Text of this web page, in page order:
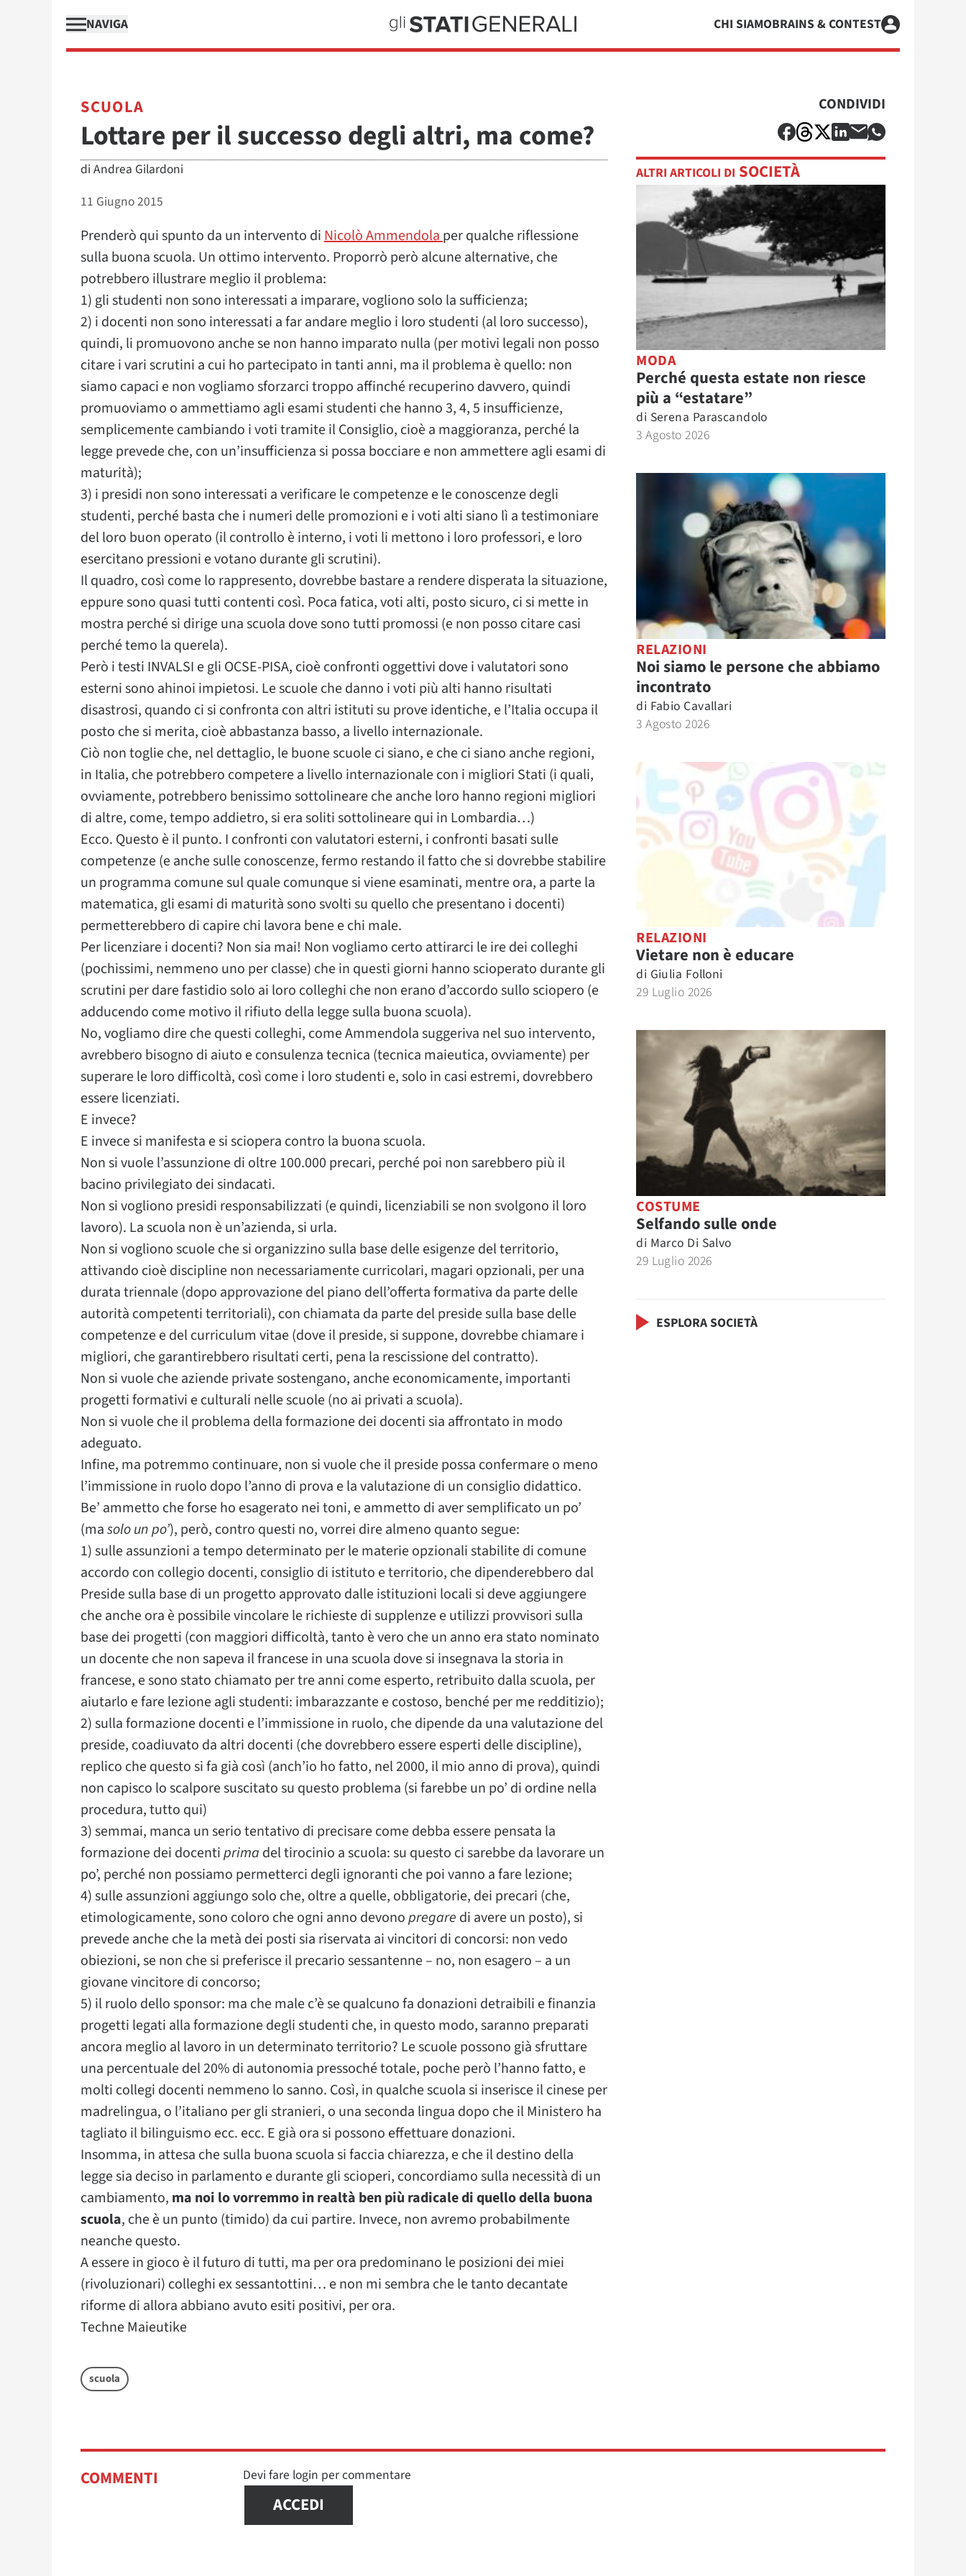
NAVIGA CHI SIAMOBRAINS & CONTEST
SCUOLA
Lottare per il successo degli altri, ma come?
di Andrea Gilardoni
11 Giugno 2015
Prenderò qui spunto da un intervento diNicolò Ammendolaper qualche riflessione
sulla buona scuola. Un ottimo intervento. Proporrò però alcune alternative, che
potrebbero illustrare meglio il problema:
1) gli studenti non sono interessati a imparare, vogliono solo la sufficienza;
2) i docenti non sono interessati a far andare meglio i loro studenti (al loro successo),
quindi, li promuovono anche se non hanno imparato nulla (per motivi legali non posso
citare i vari scrutini a cui ho partecipato in tanti anni, ma il problema è quello: non
siamo capaci e non vogliamo sforzarci troppo affinché recuperino davvero, quindi
promuoviamo o ammettiamo agli esami studenti che hanno 3, 4, 5 insufficienze,
semplicemente cambiando i voti tramite il Consiglio, cioè a maggioranza, perché la
legge prevede che, con un’insufficienza si possa bocciare e non ammettere agli esami di
maturità);
3) i presidi non sono interessati a verificare le competenze e le conoscenze degli
studenti, perché basta che i numeri delle promozioni e i voti alti siano lì a testimoniare
del loro buon operato (il controllo è interno, i voti li mettono i loro professori, e loro
esercitano pressioni e votano durante gli scrutini).
Il quadro, così come lo rappresento, dovrebbe bastare a rendere disperata la situazione,
eppure sono quasi tutti contenti così. Poca fatica, voti alti, posto sicuro, ci si mette in
mostra perché si dirige una scuola dove sono tutti promossi (e non posso citare casi
perché temo la querela).
Però i testi INVALSI e gli OCSE-PISA, cioè confronti oggettivi dove i valutatori sono
esterni sono ahinoi impietosi. Le scuole che danno i voti più alti hanno risultati
disastrosi, quando ci si confronta con altri istituti su prove identiche, e l’Italia occupa il
posto che si merita, cioè abbastanza basso, a livello internazionale.
Ciò non toglie che, nel dettaglio, le buone scuole ci siano, e che ci siano anche regioni,
in Italia, che potrebbero competere a livello internazionale con i migliori Stati (i quali,
ovviamente, potrebbero benissimo sottolineare che anche loro hanno regioni migliori
di altre, come, tempo addietro, si era soliti sottolineare qui in Lombardia…)
Ecco. Questo è il punto. I confronti con valutatori esterni, i confronti basati sulle
competenze (e anche sulle conoscenze, fermo restando il fatto che si dovrebbe stabilire
un programma comune sul quale comunque si viene esaminati, mentre ora, a parte la
matematica, gli esami di maturità sono svolti su quello che presentano i docenti)
permetterebbero di capire chi lavora bene e chi male.
Per licenziare i docenti? Non sia mai! Non vogliamo certo attirarci le ire dei colleghi
(pochissimi, nemmeno uno per classe) che in questi giorni hanno scioperato durante gli
scrutini per dare fastidio solo ai loro colleghi che non erano d’accordo sullo sciopero (e
adducendo come motivo il rifiuto della legge sulla buona scuola).
No, vogliamo dire che questi colleghi, come Ammendola suggeriva nel suo intervento,
avrebbero bisogno di aiuto e consulenza tecnica (tecnica maieutica, ovviamente) per
superare le loro difficoltà, così come i loro studenti e, solo in casi estremi, dovrebbero
essere licenziati.
E invece?
E invece si manifesta e si sciopera contro la buona scuola.
Non si vuole l’assunzione di oltre 100.000 precari, perché poi non sarebbero più il
bacino privilegiato dei sindacati.
Non si vogliono presidi responsabilizzati (e quindi, licenziabili se non svolgono il loro
lavoro). La scuola non è un’azienda, si urla.
Non si vogliono scuole che si organizzino sulla base delle esigenze del territorio,
attivando cioè discipline non necessariamente curricolari, magari opzionali, per una
durata triennale (dopo approvazione del piano dell’offerta formativa da parte delle
autorità competenti territoriali), con chiamata da parte del preside sulla base delle
competenze e del curriculum vitae (dove il preside, si suppone, dovrebbe chiamare i
migliori, che garantirebbero risultati certi, pena la rescissione del contratto).
Non si vuole che aziende private sostengano, anche economicamente, importanti
progetti formativi e culturali nelle scuole (no ai privati a scuola).
Non si vuole che il problema della formazione dei docenti sia affrontato in modo
adeguato.
Infine, ma potremmo continuare, non si vuole che il preside possa confermare o meno
l’immissione in ruolo dopo l’anno di prova e la valutazione di un consiglio didattico.
Be’ ammetto che forse ho esagerato nei toni, e ammetto di aver semplificato un po’
(masolo un po’), però, contro questi no, vorrei dire almeno quanto segue:
1) sulle assunzioni a tempo determinato per le materie opzionali stabilite di comune
accordo con collegio docenti, consiglio di istituto e territorio, che dipenderebbero dal
Preside sulla base di un progetto approvato dalle istituzioni locali si deve aggiungere
che anche ora è possibile vincolare le richieste di supplenze e utilizzi provvisori sulla
base dei progetti (con maggiori difficoltà, tanto è vero che un anno era stato nominato
un docente che non sapeva il francese in una scuola dove si insegnava la storia in
francese, e sono stato chiamato per tre anni come esperto, retribuito dalla scuola, per
aiutarlo e fare lezione agli studenti: imbarazzante e costoso, benché per me redditizio);
2) sulla formazione docenti e l’immissione in ruolo, che dipende da una valutazione del
preside, coadiuvato da altri docenti (che dovrebbero essere esperti delle discipline),
replico che questo si fa già così (anch’io ho fatto, nel 2000, il mio anno di prova), quindi
non capisco lo scalpore suscitato su questo problema (si farebbe un po’ di ordine nella
procedura, tutto qui)
3) semmai, manca un serio tentativo di precisare come debba essere pensata la
formazione dei docentiprima del tirocinio a scuola: su questo ci sarebbe da lavorare un
po’, perché non possiamo permetterci degli ignoranti che poi vanno a fare lezione;
4) sulle assunzioni aggiungo solo che, oltre a quelle, obbligatorie, dei precari (che,
etimologicamente, sono coloro che ogni anno devonopregare di avere un posto), si
prevede anche che la metà dei posti sia riservata ai vincitori di concorsi: non vedo
obiezioni, se non che si preferisce il precario sessantenne – no, non esagero – a un
giovane vincitore di concorso;
5) il ruolo dello sponsor: ma che male c’è se qualcuno fa donazioni detraibili e finanzia
progetti legati alla formazione degli studenti che, in questo modo, saranno preparati
ancora meglio al lavoro in un determinato territorio? Le scuole possono già sfruttare
una percentuale del 20% di autonomia pressoché totale, poche però l’hanno fatto, e
molti collegi docenti nemmeno lo sanno. Così, in qualche scuola si inserisce il cinese per
madrelingua, o l’italiano per gli stranieri, o una seconda lingua dopo che il Ministero ha
tagliato il bilinguismo ecc. ecc. E già ora si possono effettuare donazioni.
Insomma, in attesa che sulla buona scuola si faccia chiarezza, e che il destino della
legge sia deciso in parlamento e durante gli scioperi, concordiamo sulla necessità di un
cambiamento, ma noi lo vorremmo in realtà ben più radicale di quello della buona
scuola, che è un punto (timido) da cui partire. Invece, non avremo probabilmente
neanche questo.
A essere in gioco è il futuro di tutti, ma per ora predominano le posizioni dei miei
(rivoluzionari) colleghi ex sessantottini… e non mi sembra che le tanto decantate
riforme di allora abbiano avuto esiti positivi, per ora.
Techne Maieutike
scuola
CONDIVIDI
ALTRI ARTICOLI DI SOCIETÀ
MODA
Perché questa estate non riesce
più a “estatare”
di Serena Parascandolo
3 Agosto 2026
RELAZIONI
Noi siamo le persone che abbiamo
incontrato
di Fabio Cavallari
3 Agosto 2026
RELAZIONI
Vietare non è educare
di Giulia Folloni
29 Luglio 2026
COSTUME
Selfando sulle onde
di Marco Di Salvo
29 Luglio 2026
ESPLORA SOCIETÀ
COMMENTI Devi fare login per commentare
ACCEDI